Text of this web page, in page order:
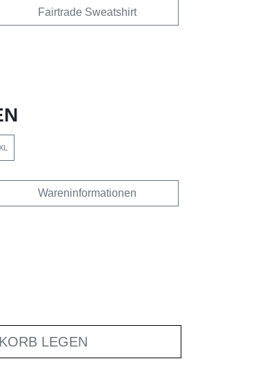
Fairtrade Sweatshirt
Wareninformationen
LEGEN